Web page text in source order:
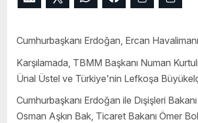
Cumhurbaşkanı Erdoğan, Ercan
Karşılamada, TBMM Başkanı Numan
Ünal Üstel ve Türkiye'nin Lefkoşa
Cumhurbaşkanı Erdoğan ile Dışişleri
Osman Aşkın Bak, Ticaret Bakanı Ömer